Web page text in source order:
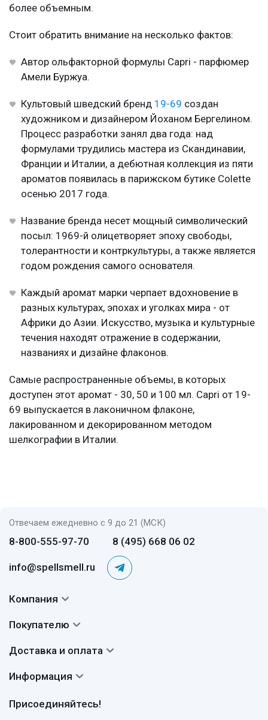
более объемным.
Стоит обратить внимание на несколько фактов:
Автор ольфакторной формулы Capri - парфюмер
Амели Буржуа.
Культовый шведский бренд 19-69 создан
художником и дизайнером Йоханом Бергелином.
Процесс разработки занял два года: над
формулами трудились мастера из Скандинавии,
Франции и Италии, а дебютная коллекция из пяти
ароматов появилась в парижском бутике Colette
осенью 2017 года.
Название бренда несет мощный символический
посыл: 1969-й олицетворяет эпоху свободы,
толерантности и контркультуры, а также является
годом рождения самого основателя.
Каждый аромат марки черпает вдохновение в
разных культурах, эпохах и уголках мира - от
Африки до Азии. Искусство, музыка и культурные
течения находят отражение в содержании,
названиях и дизайне флаконов.
Самые распространенные объемы, в которых
доступен этот аромат - 30, 50 и 100 мл. Capri от 19-
69 выпускается в лаконичном флаконе,
лакированном и декорированном методом
шелкографии в Италии.
Отвечаем ежедневно с 9 до 21 (МСК)
8-800-555-97-70 8 (495) 668 06 02
info@spellsmell.ru
Присоединяйтесь!
Компания
Авторы
Сертификаты
Покупателю
Вопросы и ответы
Отзывы
Доставка и оплата
Доставка
Возврат
Информация